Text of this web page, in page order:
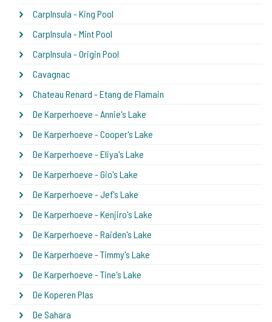
CarpInsula - King Pool
CarpInsula - Mint Pool
CarpInsula - Origin Pool
Cavagnac
Chateau Renard - Etang de Flamain
De Karperhoeve - Annie's Lake
De Karperhoeve - Cooper's Lake
De Karperhoeve - Eliya's Lake
De Karperhoeve - Gio's Lake
De Karperhoeve - Jef's Lake
De Karperhoeve - Kenjiro's Lake
De Karperhoeve - Raiden's Lake
De Karperhoeve - Timmy's Lake
De Karperhoeve - Tine's Lake
De Koperen Plas
De Sahara